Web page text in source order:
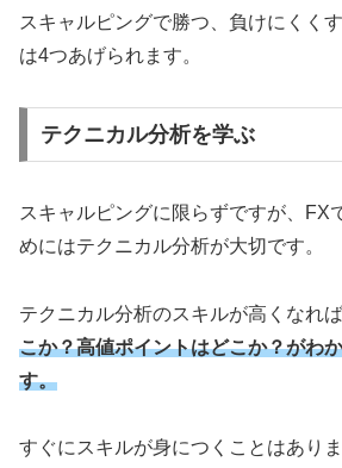
スキャルピングで勝つ、負けにくく
は4つあげられます。
テクニカル分析を学ぶ
スキャルピングに限らずですが、FX
めにはテクニカル分析が大切です。
テクニカル分析のスキルが高くなれば
こか？高値ポイントはどこか？がわ
す。
すぐにスキルが身につくことはあり